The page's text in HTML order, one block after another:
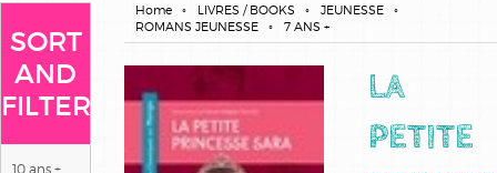
SORT
AND
FILTER
10 ans +
Home LIVRES / BOOKS
JEUNESSE
ROMANS JEUNESSE
7 ANS +
LA
PETITE